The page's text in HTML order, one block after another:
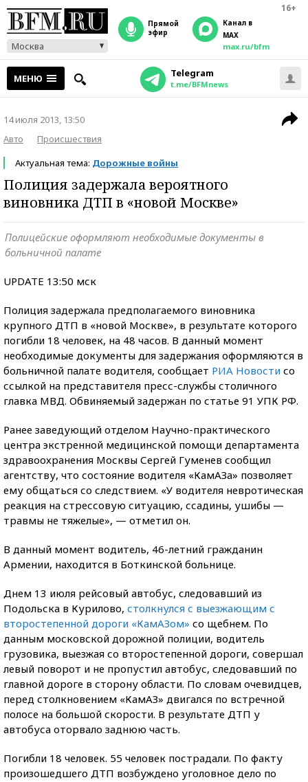
16+
Москва
прямой
эфир
Канал в
MAX
max.ru/bfm
МЕНЮ Telegram
t.me/BFMnews
14 июля 2013, 13:50
Авто
Происшествия
Актуальная тема: Дорожные войны
Полиция задержала вероятного
виновника ДТП в «новой Москве»
Полицейские оформляют необходимые документы в
больничной палате
UPDATE 13:50 мск
Полиция задержала предполагаемого виновника
крупного ДТП в «новой Москве», в результате которого
погибли 18 человек, на 48 часов. В данный момент
необходимые документы для задержания оформляются в
больничной палате водителя, сообщает РИА Новости со
ссылкой на представителя пресс-службы столичного
главка МВД. Обвиняемый задержан по статье 91 УПК РФ.
Ранее заведующий отделом Научно-практического
центра экстренной медицинской помощи департамента
здравоохранения Москвы Сергей Гуменев сообщил
агентству, что состояние водителя «КамАЗа» позволяет
ему общаться со следствием. «У водителя невротическая
реакция на стрессовую ситуацию, ссадины, ушибы —
травмы не тяжелые», — отметил он.
В данный момент водитель, 46-летний гражданин
Армении, находится в Боткинской больнице.
Днем 13 июля рейсовый автобус, следовавший из
Подольска в Курилово, столкнулся с выезжающим с
второстепенной дороги «КамАЗом» со щебнем. По
данным московской дорожной полиции, водитель
грузовика, выезжая со второстепенной дороги, совершал
левый поворот и не пропустил автобус, следовавший по
главной дороге в сторону области. По словам очевидцев,
перед столкновением «КамАЗ» двигался по встречной
полосе на большой скорости. В результате ДТП у
автобуса оторвало заднюю часть.
Погибли 18 человек. 55 человек пострадали. По факту
произошедшего ДТП возбуждено уголовное дело по